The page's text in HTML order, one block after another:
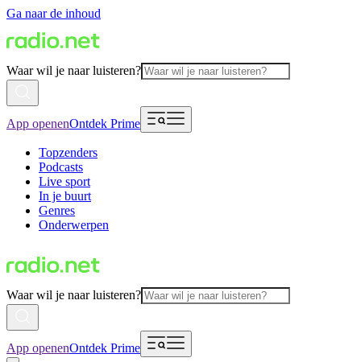
Ga naar de inhoud
Waar wil je naar luisteren?
App openenOntdek Prime
Topzenders
Podcasts
Live sport
In je buurt
Genres
Onderwerpen
Waar wil je naar luisteren?
App openenOntdek Prime